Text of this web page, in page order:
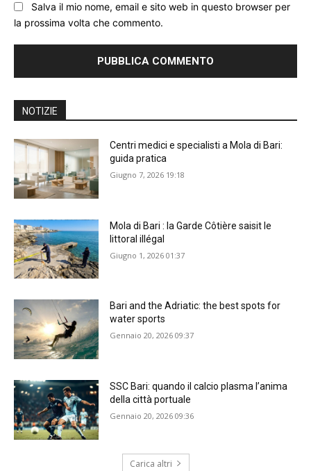
Salva il mio nome, email e sito web in questo browser per
la prossima volta che commento.
NOTIZIE
Centri medici e specialisti a Mola di Bari:
guida pratica
Giugno 7, 2026 19:18
Mola di Bari : la Garde Côtière saisit le
littoral illégal
Giugno 1, 2026 01:37
Bari and the Adriatic: the best spots for
water sports
Gennaio 20, 2026 09:37
SSC Bari: quando il calcio plasma l’anima
della città portuale
Gennaio 20, 2026 09:36
Carica altri